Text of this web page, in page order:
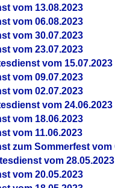
vom 13.08.2023
vom 06.08.2023
vom 30.07.2023
vom 23.07.2023
vom 15.07.2023
vom 09.07.2023
vom 02.07.2023
vom 24.06.2023
vom 18.06.2023
vom 11.06.2023
zum Sommerfest vom
vom 28.05.2023
vom 20.05.2023